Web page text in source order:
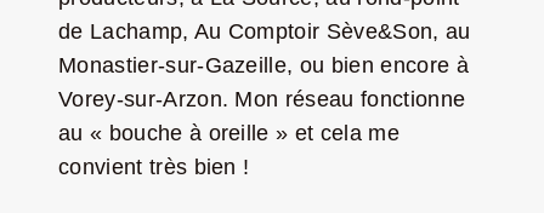
de Lachamp, Au Comptoir Sève&Son, au
Monastier-sur-Gazeille, ou bien encore à
Vorey-sur-Arzon. Mon réseau fonctionne
au « bouche à oreille » et cela me
convient très bien !